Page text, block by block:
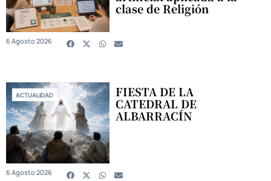
clase de Religión
6 Agosto 2026
ACTUALIDAD FIESTA DE LA
CATEDRAL DE
ALBARRACÍN
6 Agosto 2026